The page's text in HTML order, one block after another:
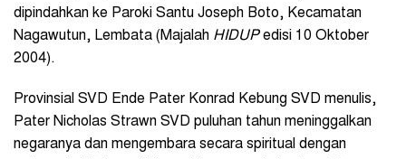
dipindahkan ke Paroki Santu Joseph Boto, Kecamatan
Nagawutun, Lembata (Majalah HIDUPedisi 10 Oktober
2004).
Provinsial SVD Ende Pater Konrad Kebung SVD menulis,
Pater Nicholas Strawn SVD puluhan tahun meninggalkan
negaranya dan mengembara secara spiritual dengan